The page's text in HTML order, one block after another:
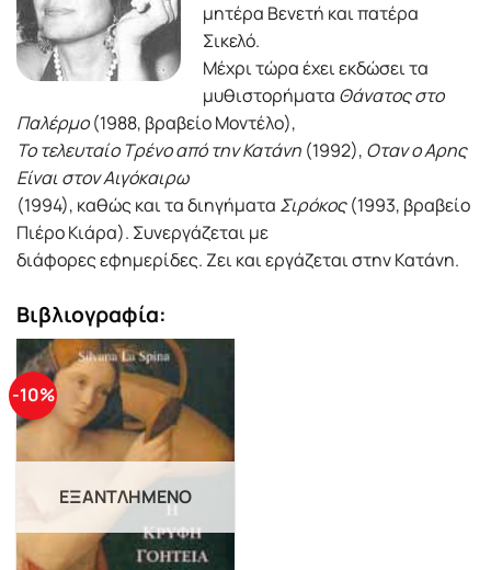
μητέρα Βενετή και πατέρα
Σικελό.
Μέχρι τώρα έχει εκδώσει τα
μυθιστορήματα Θάνατος στο
Παλέρμο(1988, βραβείο Μοντέλο),
Το τελευταίο Τρένο από την Κατάνη (1992), Οταν ο Αρης
Είναι στον Αιγόκαιρω
(1994), καθώς και τα διηγήματα Σιρόκος(1993, βραβείο
Πιέρο Κιάρα). Συνεργάζεται με
διάφορες εφημερίδες. Ζει και εργάζεται στην Κατάνη.
Βιβλιογραφία:
-10%
ΕΞΑΝΤΛΗΜΈΝΟ